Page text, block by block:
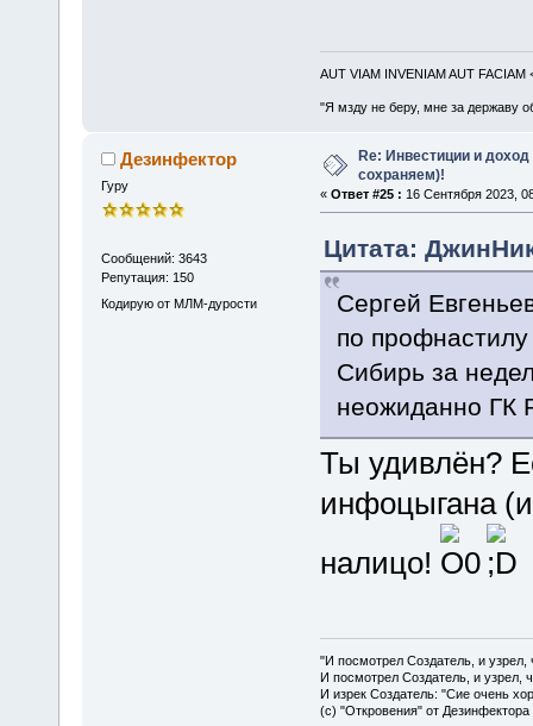
AUT VIAM INVENIAM AUT FACIAM
"Я мзду не беру, мне за державу
Дезинфектор
Гуру
Сообщений: 3643
Репутация: 150
Кодирую от МЛМ-дурости
Re: Инвестиции и
сохраняем)!
« Ответ #25 : 16 Сентября 2023,
Цитата:
Сергей
по
Сибирь за
неожиданно ГК
Ты удивлён?
инфоцыгана (и
налицо!
"И посмотрел Создатель, и
И посмотрел Создатель, и узрел,
И изрек Создатель: "Сие очень
(с) "Откровения" от Дезинфектора